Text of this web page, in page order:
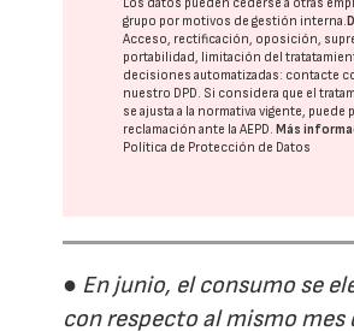
grupo por motivos de gestión interna.
Acceso, rectificación, oposición,
portabilidad, limitación del
decisiones automatizadas: contacte
nuestro DPD. Si considera que el
se ajusta a la normativa vigente, puede
reclamación ante laAEPD.Más
Política de Protección de Datos
● En junio, el consumo se
con respecto al mismo mes